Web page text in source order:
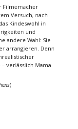
Filmemacher
Versuch, nach
Kindeswohl in
und
andere Wahl: Sie
arrangieren. Denn
verlässlich Mama
)